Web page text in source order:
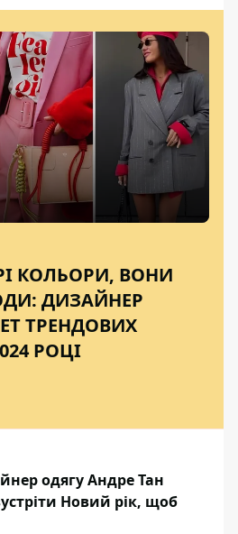
КОЛЬОРИ, ВОНИ
ДИЗАЙНЕР
ТРЕНДОВИХ
РОЦІ
одягу Андре Тан
Новий рік, щоб